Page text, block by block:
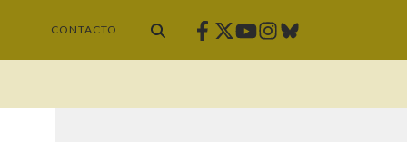
CONTACTO Facebook
Twitter
Youtube
Instagram
Bluesky